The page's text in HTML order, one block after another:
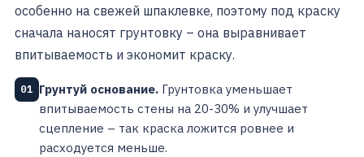
особенно на свежей шпаклевке, поэтому под краску
сначала наносят грунтовку – она выравнивает
впитываемость и экономит краску.
01 Грунтуй основание. Грунтовка уменьшает
впитываемость стены на 20-30% и улучшает
сцепление – так краска ложится ровнее и
расходуется меньше.